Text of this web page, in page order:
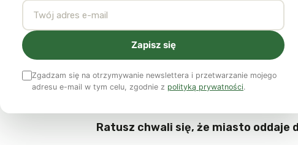
Dom
Z redakcyjnego archiwum: rozmowa z
mieszkaniowej w Warszawie i
Ratusz chwali się, że miasto oddaje
Zapisz się
Zgadzam się na otrzymywanie newslettera i przetwarzanie mojego
adresu e-mail w tym celu, zgodnie z polityką prywatności.